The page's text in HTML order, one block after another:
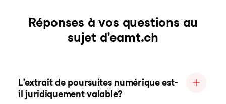
Réponses à vos questions au
sujet d'eamt.ch
L'extrait de poursuites numérique est-
il juridiquement valable?